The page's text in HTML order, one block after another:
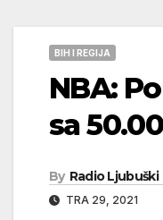
BIH I REGIJA
NBA:
sa
By Radio Ljubuški
TRA 29, 2021